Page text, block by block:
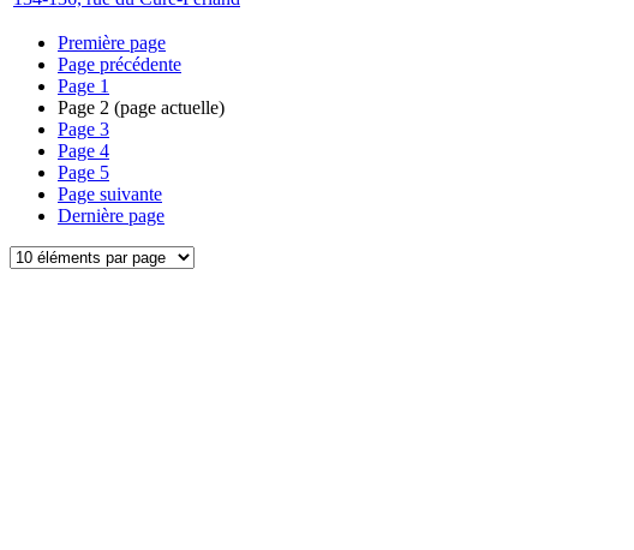
Première page
Page précédente
Page 1
Page 2 (page actuelle)
Page 3
Page 4
Page 5
Page suivante
Dernière page